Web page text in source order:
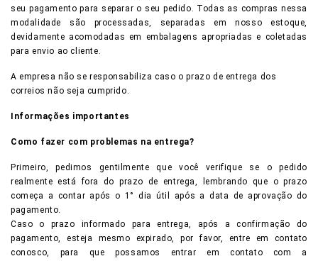
seu pagamento para separar o seu pedido. Todas as compras nessa
modalidade são processadas, separadas em nosso estoque,
devidamente acomodadas em embalagens apropriadas e coletadas
para envio ao cliente.
A empresa não se responsabiliza caso o prazo de entrega dos
correios não seja cumprido.
Informações importantes
Como fazer com problemas na entrega?
Primeiro, pedimos gentilmente que você verifique se o pedido
realmente está fora do prazo de entrega, lembrando que o prazo
começa a contar após o 1° dia útil após a data de aprovação do
pagamento.
Caso o prazo informado para entrega, após a confirmação do
pagamento, esteja mesmo expirado, por favor, entre em contato
conosco, para que possamos entrar em contato com a